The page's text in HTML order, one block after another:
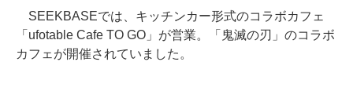
SEEKBASEでは、キッチンカー形式のコラボカフェ
「ufotable Cafe TO GO」が営業。「鬼滅の刃」のコラボ
カフェが開催されていました。